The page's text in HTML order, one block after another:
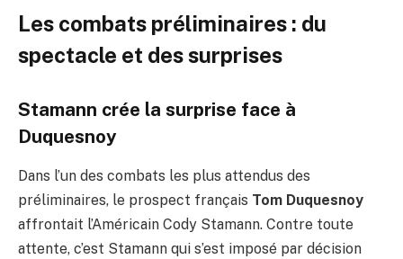
Les combats préliminaires : du
spectacle et des surprises
Stamann crée la surprise face à
Duquesnoy
Dans l’un des combats les plus attendus des
préliminaires, le prospect français Tom Duquesnoy
affrontait l’Américain Cody Stamann. Contre toute
attente, c’est Stamann qui s’est imposé par décision